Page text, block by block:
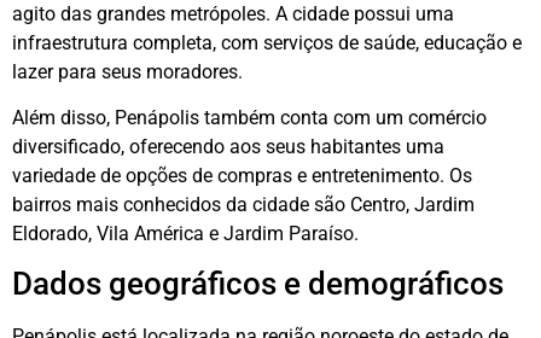
agito das grandes metrópoles. A cidade possui uma
infraestrutura completa, com serviços de saúde, educação e
lazer para seus moradores.
Além disso, Penápolis também conta com um comércio
diversificado, oferecendo aos seus habitantes uma
variedade de opções de compras e entretenimento. Os
bairros mais conhecidos da cidade são Centro, Jardim
Eldorado, Vila América e Jardim Paraíso.
Dados geográficos e demográficos